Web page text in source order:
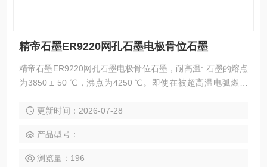
精帝石墨ER9220网孔石墨电极骨位石墨
精帝石墨ER9220网孔石墨电极骨位石墨，耐高温: 石墨的熔点
为3850 ± 50 ℃，沸点为4250 ℃。即使在被超高温电弧燃烧
的升高而增加。在2000 ℃ 时，石墨的强度加倍。
更新时间：2026-07-28
产品型号：
浏览量：196